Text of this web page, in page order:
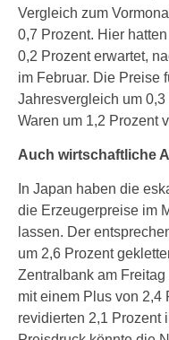
Vergleich zum
0,7 Prozent. Hier
0,2 Prozent erwartet,
im Februar. Die Preise
Jahresvergleich um
Waren um 1,2 Prozent
Auch wirtschaftliche
In Japan haben die
die Erzeugerpreise im
lassen. Der
um 2,6 Prozent
Zentralbank am
mit einem Plus von 2,4
revidierten 2,1 Prozent